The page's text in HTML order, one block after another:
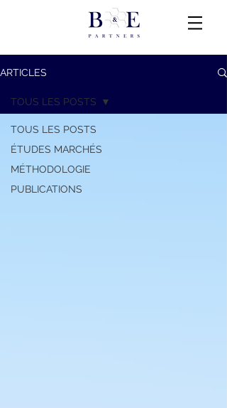
ARTICLES
TOUS LES POSTS
ÉTUDES MARCHÉS
MÉTHODOLOGIE
PUBLICATIONS
TOUS LES POSTS